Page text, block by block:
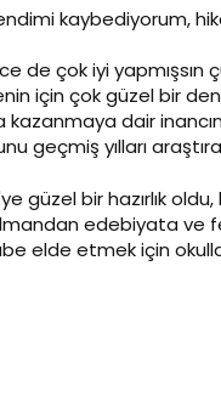
kaybediyorum,
de çok iyi
için çok güzel bir
dair
geçmiş yılları
bir hazırlık oldu,
edebiyata
etmek için